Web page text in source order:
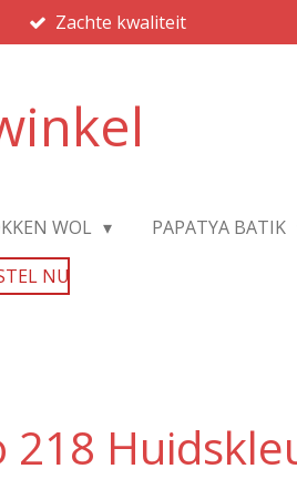
Zachte kwaliteit
WOL PAPATYA BATIK
NU
218